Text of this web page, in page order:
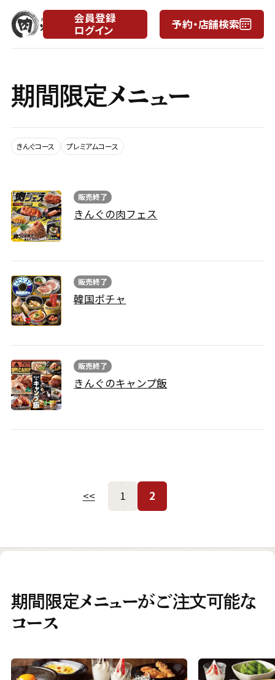
会員登録
ログイン
予約・店舗検索
期間限定メニュー
きんぐコース プレミアムコース
販売終了
きんぐの肉フェス
販売終了
韓国ポチャ
販売終了
きんぐのキャンプ飯
<< 1 2
期間限定メニューがご注文可能な
コース